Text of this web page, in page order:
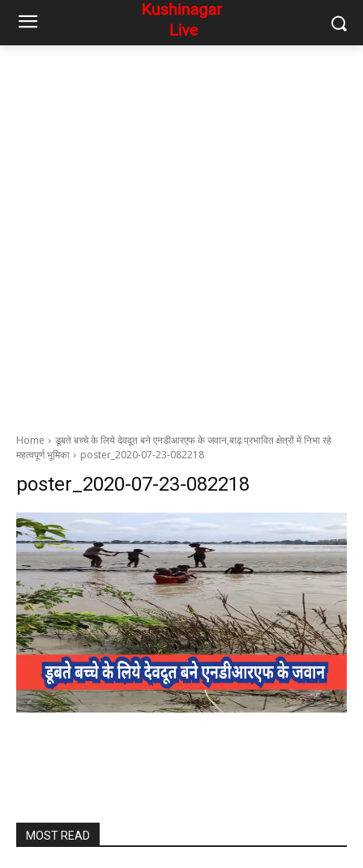
Home
डूबते बच्चे के लिये देवदूत बने एनडीआरएफ के जवान,बाढ़ प्रभावित क्षेत्रों में निभा रहे
महत्वपूर्ण भूमिका
poster_2020-07-23-082218
poster_2020-07-23-082218
MOST READ